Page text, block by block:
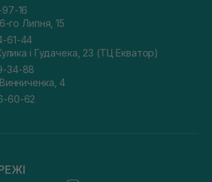
16
го Липня, 15
61-44
і Гудачека, 23 (ТЦ Екватор)
34-88
4
60-62